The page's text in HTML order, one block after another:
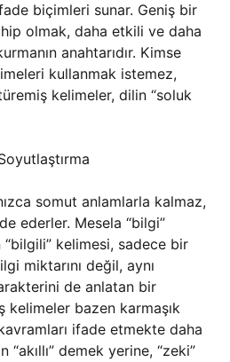
biçimleri sunar. Geniş bir
olmak, daha etkili ve daha
anahtarıdır. Kimse
kullanmak istemez,
kelimeler, dilin “soluk
somut anlamlarla kalmaz,
ederler. Mesela “bilgi”
kelimesi, sadece bir
miktarını değil, aynı
de anlatan bir
kelimeler bazen karmaşık
ifade etmekte daha
“akıllı” demek yerine, “zeki”